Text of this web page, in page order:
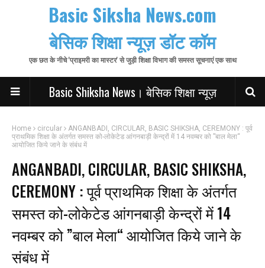
Basic Siksha News.com
बेसिक शिक्षा न्यूज़ डॉट कॉम
एक छत के नीचे 'प्राइमरी का मास्टर' से जुड़ी शिक्षा विभाग की समस्त सूचनाएं एक साथ
Basic Shiksha News। बेसिक शिक्षा न्यूज़
Home circular
ANGANBADI, CIRCULAR, BASIC SHIKSHA, CEREMONY : पूर्व
प्राथमिक शिक्षा के अंतर्गत समस्त को-लोकेटेड आंगनबाड़ी केन्द्रों में 14 नवम्बर को ”बाल मेला“
आयोजित किये जाने के संबंध में
ANGANBADI, CIRCULAR, BASIC SHIKSHA,
CEREMONY : पूर्व प्राथमिक शिक्षा के अंतर्गत
समस्त को-लोकेटेड आंगनबाड़ी केन्द्रों में 14
नवम्बर को ”बाल मेला“ आयोजित किये जाने के
संबंध में